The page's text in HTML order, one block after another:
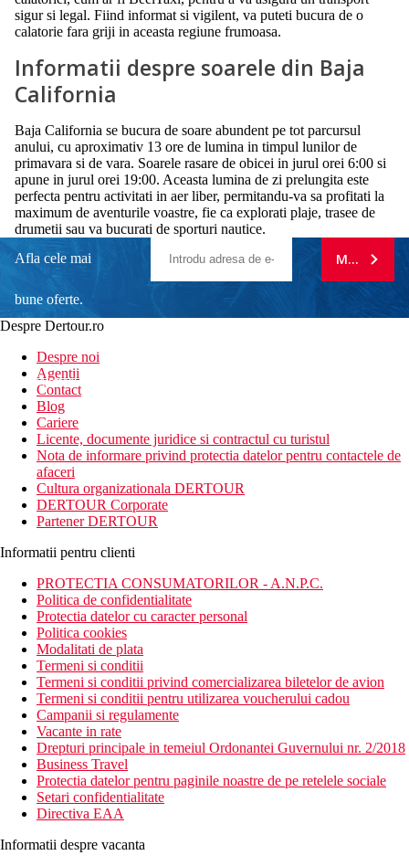
sigur si legal. Fiind informat si vigilent, va puteti bucura de o
calatorie fara griji in aceasta regiune frumoasa.
Informatii despre soarele din Baja
California
Baja California se bucura de soare abundent pe tot parcursul
anului, cu aproximativ 13 ore de lumina in timpul lunilor de
primavara si de vara. Soarele rasare de obicei in jurul orei 6:00 si
apune in jurul orei 19:00. Aceasta lumina de zi prelungita este
perfecta pentru activitati in aer liber, permitandu-va sa profitati la
maximum de aventurile voastre, fie ca explorati plaje, trasee de
drumetii sau va bucurati de sporturi nautice.
Afla cele mai
bune oferte.
newsletter!
MA
Despre Dertour.ro
Despre noi
Agentii
Contact
Blog
Cariere
Licente, documente juridice si contractul cu turistul
Nota de informare privind protectia datelor pentru contactele de
afaceri
Cultura organizationala DERTOUR
DERTOUR Corporate
Partener DERTOUR
Informatii pentru clienti
PROTECTIA CONSUMATORILOR - A.N.P.C.
Politica de confidentialitate
Protectia datelor cu caracter personal
Politica cookies
Modalitati de plata
Termeni si conditii
Termeni si conditii privind comercializarea biletelor de avion
Termeni si conditii pentru utilizarea voucherului cadou
Campanii si regulamente
Vacante in rate
Drepturi principale in temeiul Ordonantei Guvernului nr. 2/2018
Business Travel
Protectia datelor pentru paginile noastre de pe retelele sociale
Setari confidentialitate
Directiva EAA
Informatii despre vacanta